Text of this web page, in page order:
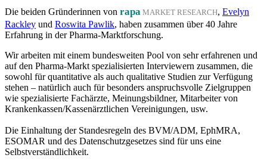
Die beiden Gründerinnen von rapa MARKET RESEARCH, Evelyn
Rackley und Roswita Pawlik, haben zusammen über 40 Jahre
Erfahrung in der Pharma-Marktforschung.
Wir arbeiten mit einem bundesweiten Pool von sehr erfahrenen und
auf den Pharma-Markt spezialisierten Interviewern zusammen, die
sowohl für quantitative als auch qualitative Studien zur Verfügung
stehen – natürlich auch für besonders anspruchsvolle Zielgruppen
wie spezialisierte Fachärzte, Meinungsbildner, Mitarbeiter von
Krankenkassen/Kassenärztlichen Vereinigungen, usw.
Die Einhaltung der Standesregeln des BVM/ADM, EphMRA,
ESOMAR und des Datenschutzgesetzes sind für uns eine
Selbstverständlichkeit.